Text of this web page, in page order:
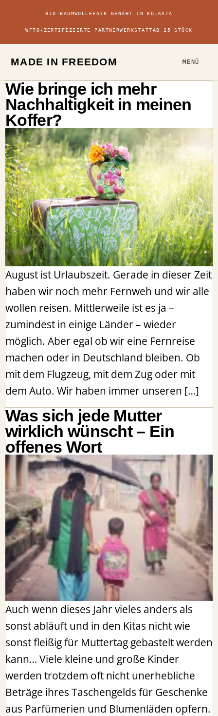
BIO-BAUMWOLLEFAIR GENÄHT IN KOLKATA
WFTO-ZERTIFIZIERTE PARTNERWERKSTATTAB 25 STÜCK
MADE IN FREEDOM MENÜ
Wie bringe ich mehr
Nachhaltigkeit in meinen
Koffer?
August ist Urlaubszeit. Gerade in dieser Zeit
haben wir noch mehr Fernweh und wir alle
wollen reisen. Mittlerweile ist es ja –
zumindest in einige Länder – wieder
möglich. Aber egal ob wir eine Fernreise
machen oder in Deutschland bleiben. Ob
mit dem Flugzeug, mit dem Zug oder mit
dem Auto. Wir haben immer unseren […]
Was sich jede Mutter
wirklich wünscht – Ein
offenes Wort
Auch wenn dieses Jahr vieles anders als
sonst abläuft und in den Kitas nicht wie
sonst fleißig für Muttertag gebastelt werden
kann… Viele kleine und große Kinder
werden trotzdem oft nicht unerhebliche
Beträge ihres Taschengelds für Geschenke
aus Parfümerien und Blumenläden opfern.